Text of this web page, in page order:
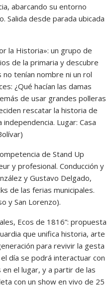
abarcando su entorno
Salida desde parada ubicada
la Historia»: un grupo de
de la primaria y descubre
tenían nombre ni un rol
¿Qué hacían las damas
de usar grandes polleras
rescatar la historia de
Lugar: Casa
de Stand Up
y profesional. Conducción y
y Gustavo Delgado,
de las ferias municipales.
y San Lorenzo).
Ecos de 1816”: propuesta
que unifica historia, arte
para revivir la gesta
día se podrá interactuar con
el lugar, y a partir de las
con un show en vivo de 25